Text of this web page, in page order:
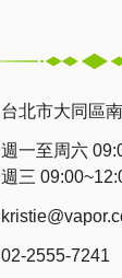
台北市大同區
週一至周六
週三
02-2555-7241